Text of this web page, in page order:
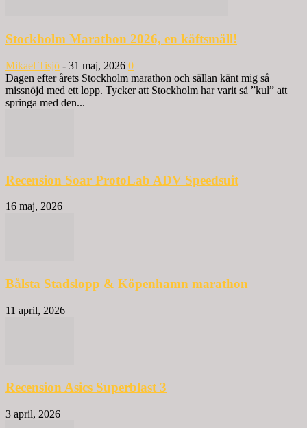
Stockholm Marathon 2026, en käftsmäll!
Mikael Tisjö - 31 maj, 2026 0
Dagen efter årets Stockholm marathon och sällan känt mig så
missnöjd med ett lopp. Tycker att Stockholm har varit så ”kul” att
springa med den...
Recension Soar ProtoLab ADV Speedsuit
16 maj, 2026
Bålsta Stadslopp & Köpenhamn marathon
11 april, 2026
Recension Asics Superblast 3
3 april, 2026